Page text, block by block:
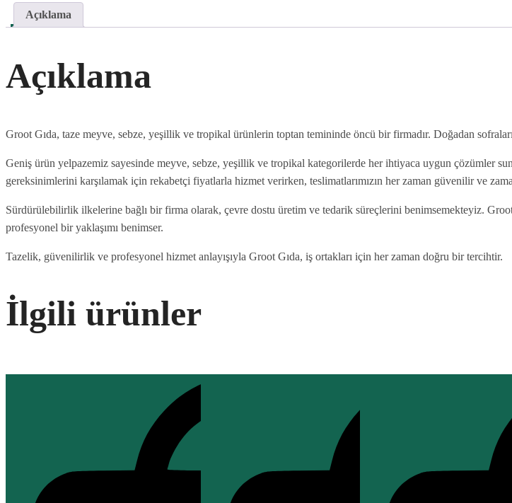
Açıklama
Açıklama
Groot Gıda, taze meyve, sebze, yeşillik ve tropikal ürünlerin toptan temininde öncü bir firmadır. Doğadan
Geniş ürün yelpazemiz sayesinde meyve, sebze, yeşillik ve tropikal kategorilerde her ihtiyaca uygun çözümler
gereksinimlerini karşılamak için rekabetçi fiyatlarla hizmet verirken, teslimatlarımızın her zaman güvenilir ve
Sürdürülebilirlik ilkelerine bağlı bir firma olarak, çevre dostu üretim ve tedarik süreçlerini benimsemekteyiz.
profesyonel bir yaklaşımı benimser.
Tazelik, güvenilirlik ve profesyonel hizmet anlayışıyla Groot Gıda, iş ortakları için her zaman doğru bir tercihtir.
İlgili ürünler